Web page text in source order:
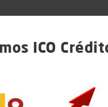
ICO